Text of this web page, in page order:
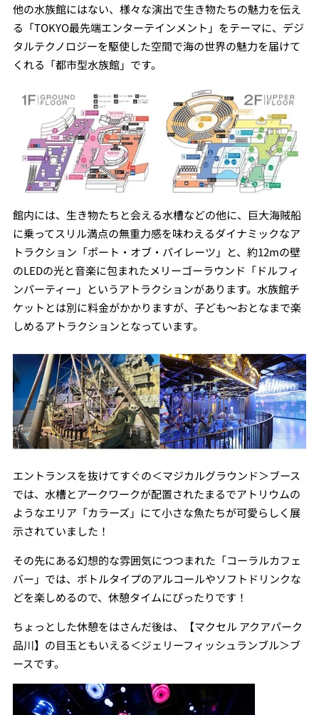
他の水族館にはない、様々な演出で生き物たちの魅力を伝え
る「TOKYO最先端エンターテインメント」をテーマに、デジ
タルテクノロジーを駆使した空間で海の世界の魅力を届けて
くれる「都市型水族館」です。
館内には、生き物たちと会える水槽などの他に、巨大海賊船
に乗ってスリル満点の無重力感を味わえるダイナミックなア
トラクション「ポート・オブ・パイレーツ」と、約12mの壁
のLEDの光と音楽に包まれたメリーゴーラウンド「ドルフィ
ンパーティー」というアトラクションがあります。水族館チ
ケットとは別に料金がかかりますが、子ども～おとなまで楽
しめるアトラクションとなっています。
エントランスを抜けてすぐの＜マジカルグラウンド＞ブース
では、水槽とアークワークが配置されたまるでアトリウムの
ようなエリア「カラーズ」にて小さな魚たちが可愛らしく展
示されていました！
その先にある幻想的な雰囲気につつまれた「コーラルカフェ
バー」では、ボトルタイプのアルコールやソフトドリンクな
どを楽しめるので、休憩タイムにぴったりです！
ちょっとした休憩をはさんだ後は、【マクセル アクアパーク
品川】の目玉ともいえる＜ジェリーフィッシュランブル＞ブ
ースです。